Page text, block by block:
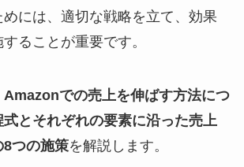
には、適切な戦略を立て、効果
ることが重要です。
Amazonでの売上を伸ばす方法につ
とそれぞれの要素に沿った売上
8つの施策を解説します。